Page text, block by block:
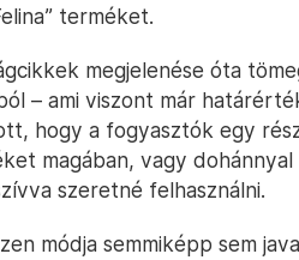
terméket.
megjelenése óta
– ami viszont már
hogy a fogyasztók egy
magában, vagy
szeretné felhasználni.
módja semmiképp sem